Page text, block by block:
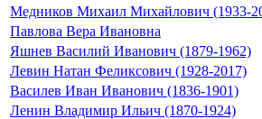
Медников Михаил Михайлович (1933-
Павлова Вера Ивановна
Яшнев Василий Иванович (1879-1962)
Левин Натан Феликсович (1928-2017)
Василев Иван Иванович (1836-1901)
Ленин Владимир Ильич (1870-1924)